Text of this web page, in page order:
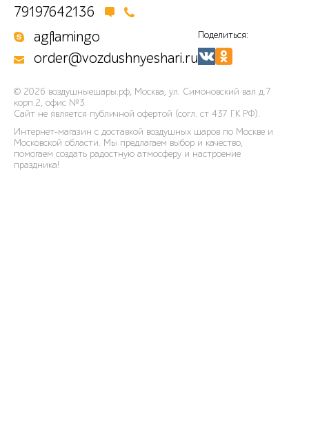
79197642136
agflamingo
order@vozdushnyeshari.ru
Поделиться:
© 2026 воздушныешары.рф, Москва, ул. Симоновский вал д.7
корп.2, офис №3
Сайт не является публичной офертой (согл. ст 437 ГК РФ).
Интернет-магазин с доставкой воздушных шаров по Москве и
Московской области. Мы предлагаем выбор и качество,
помогаем создать радостную атмосферу и настроение
праздника!